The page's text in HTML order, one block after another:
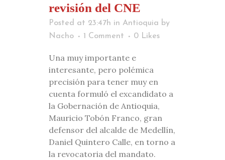
revisión del CNE
Posted at 23:47h in Antioquia by
Nacho
1 Comment 0 Likes
Una muy importante e
interesante, pero polémica
precisión para tener muy en
cuenta formuló el excandidato a
la Gobernación de Antioquia,
Mauricio Tobón Franco, gran
defensor del alcalde de Medellín,
Daniel Quintero Calle, en torno a
la revocatoria del mandato.